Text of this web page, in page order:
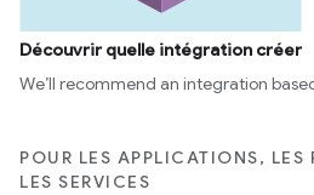
Découvrir quelle intégration créer
We’ll recommend an integration
POUR LES APPLICATIONS, LES
LES SERVICES